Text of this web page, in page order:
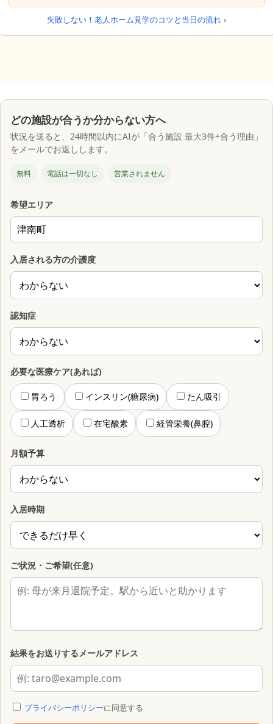
失敗しない！老人ホーム見学のコツと当日の流れ ›
どの施設が合うか分からない方へ
状況を送ると、24時間以内にAIが「合う施設 最大3件+合う理由」
をメールでお返しします。
無料 電話は一切なし 営業されません
希望エリア
入居される方の介護度
認知症
必要な医療ケア(あれば)
胃ろう インスリン(糖尿病) たん吸引
人工透析 在宅酸素 経管栄養(鼻腔)
月額予算
入居時期
ご状況・ご希望(任意)
結果をお送りするメールアドレス
プライバシーポリシーに同意する